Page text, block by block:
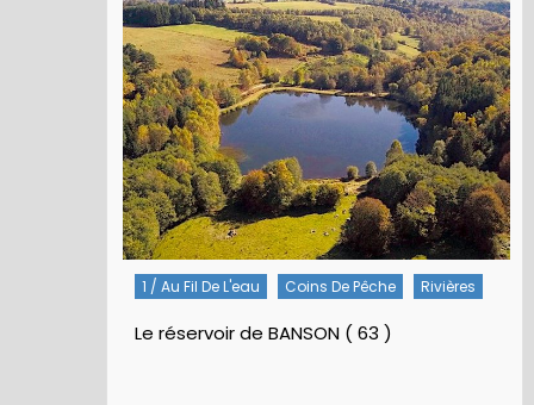
1 / Au Fil De L'eau Coins De Pêche Rivières
Le réservoir de BANSON ( 63 )